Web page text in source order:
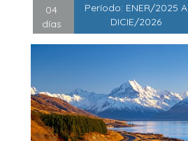
04
días
Período: ENER/2025 A
DICIE/2026